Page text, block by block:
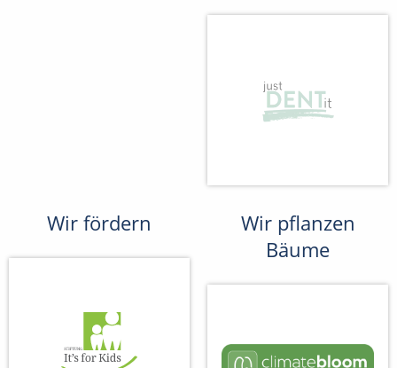
Wir fördern
Wir pflanzen
Bäume